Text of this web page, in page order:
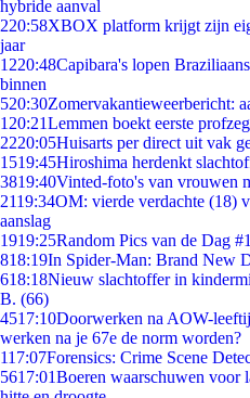
hybride aanval
220:58XBOX platform krijgt zijn
jaar
1220:48Capibara's lopen
binnen
520:30Zomervakantieweerbericht:
1 20:21Lemmen boekt eerste
2220:05Huisarts per direct uit vak
1519:45Hiroshima herdenkt
3819:40Vinted-foto's van vrouwen
2119:34OM: vierde verdachte (18)
aanslag
1919:25Random Pics van de Dag
818:19In Spider-Man: Brand New
618:18Nieuw slachtoffer in
B. (66)
4517:10Doorwerken na AOW-
werken na je 67e de norm worden?
117:07Forensics: Crime Scene
5617:01Boeren waarschuwen voor